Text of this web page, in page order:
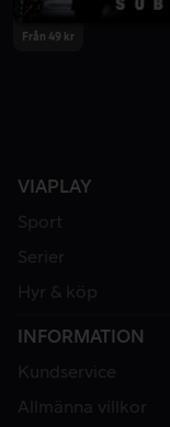
Från 49 kr
VIAPLAY
Sport
Serier
Hyr & köp
INFORMATION
Kundservice
Allmänna villkor